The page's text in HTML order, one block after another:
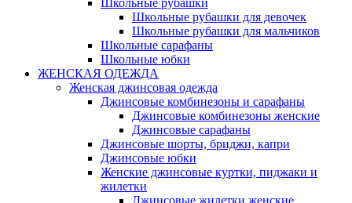
Школьные рубашки
Школьные рубашки для девочек
Школьные рубашки для мальчиков
Школьные сарафаны
Школьные юбки
ЖЕНСКАЯ ОДЕЖДА
Женская джинсовая одежда
Джинсовые комбинезоны и сарафаны
Джинсовые комбинезоны женские
Джинсовые сарафаны
Джинсовые шорты, бриджи, капри
Джинсовые юбки
Женские джинсовые куртки, пиджаки и
жилетки
Джинсовые жилетки женские